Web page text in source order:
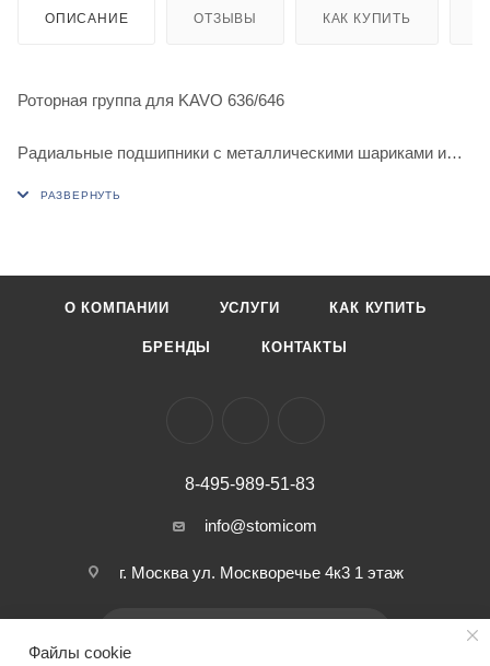
ОПИСАНИЕ ОТЗЫВЫ КАК КУПИТЬ
Роторная группа для KAVO 636/646
Радиальные подшипники с металлическими шариками и
О КОМПАНИИ УСЛУГИ КАК КУПИТЬ
БРЕНДЫ КОНТАКТЫ
8-495-989-51-83
info@stomicom
г. Москва ул. Москворечье 4к3 1 этаж
Файлы cookie